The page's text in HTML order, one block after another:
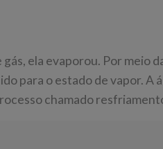
ela evaporou. Por meio
para o estado de vapor. A
chamado